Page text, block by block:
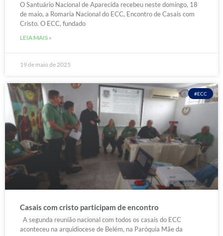
O Santuário Nacional de Aparecida recebeu neste domingo, 18
de maio, a Romaria Nacional do ECC, Encontro de Casais com
Cristo. O ECC, fundado
LEIA MAIS »
19 de maio de 2025
#ECC
Casais com cristo participam de encontro
A segunda reunião nacional com todos os casais do ECC
aconteceu na arquidiocese de Belém, na Paróquia Mãe da